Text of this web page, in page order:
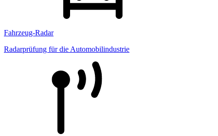
Fahrzeug-Radar
Radarprüfung für die Automobilindustrie